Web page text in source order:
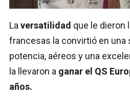
La versatilidad que le dieron
francesas la convirtió en una
potencia, aéreos y una
la llevaron a ganar el QS
años.